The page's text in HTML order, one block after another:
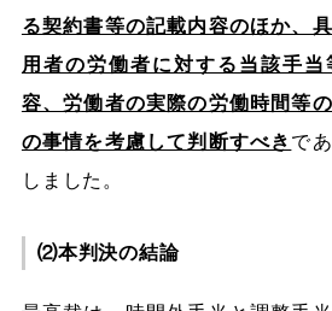
る契約書等の記載内容のほか、
用者の労働者に対する当該手当
容、労働者の実際の労働時間等
の事情を考慮して判断すべき で
しました。
⑵本判決の結論